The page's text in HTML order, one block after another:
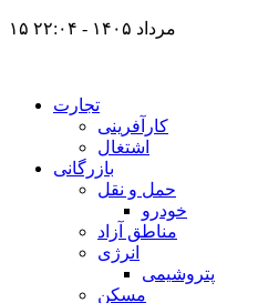
۱۵ مرداد ۱۴۰۵ - ۲۲:۰۴
تجارت
کارآفرینی
اشتغال
بازرگانی
حمل و نقل
خودرو
مناطق آزاد
انرژی
پتروشیمی
مسکن